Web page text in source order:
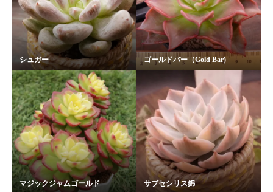
シュガー ゴールドバー（Gold Bar)
マジックジャムゴールド サブセシリス錦